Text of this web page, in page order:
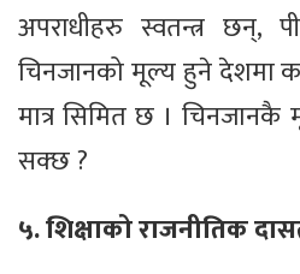
अपराधीहरु स्वतन्त्र छन्,
चिनजानको मूल्य हुने देशमा
मात्र सिमित छ ।
सक्छ ?
५. शिक्षाको राजनीतिक